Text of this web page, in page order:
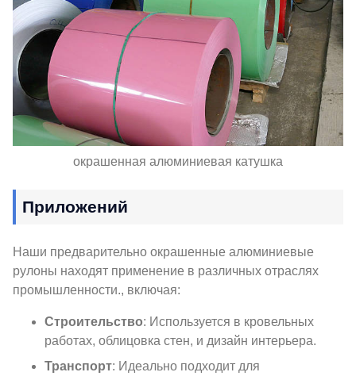
окрашенная алюминиевая катушка
Приложений
Наши предварительно окрашенные алюминиевые
рулоны находят применение в различных отраслях
промышленности., включая:
Строительство: Используется в кровельных
работах, облицовка стен, и дизайн интерьера.
Транспорт: Идеально подходит для